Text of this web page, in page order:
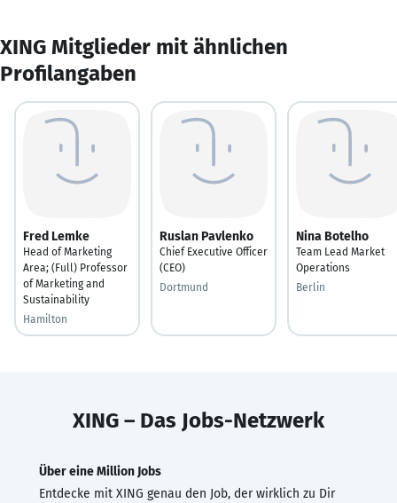
XING Mitglieder mit ähnlichen
Profilangaben
Fred Lemke
Head of Marketing
Area; (Full) Professor
of Marketing and
Sustainability
Hamilton
Ruslan Pavlenko
Chief Executive Officer
(CEO)
Dortmund
Nina Botelho
Team Lead Market
Operations
Berlin
XING – Das Jobs-Netzwerk
Über eine Million Jobs
Entdecke mit XING genau den Job, der wirklich zu Dir